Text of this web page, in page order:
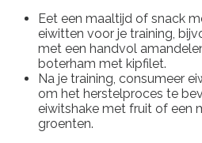
Eet een maaltijd of snack
eiwitten voor je training,
met een handvol
boterham met kipfilet.
Na je training, consumeer
om het herstelproces te
eiwitshake met fruit of een
groenten.